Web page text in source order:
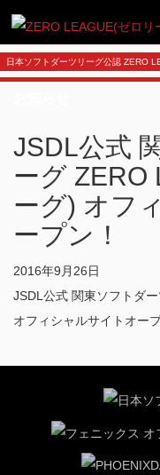
日本ソフトダーツリーグ公認 ZERO
JSDL公式
ーグ ZERO
ーグ) オフ
ープン！
2016年9月26日
JSDL公式 関東ソフトダ
オフィシャルサイトオープ